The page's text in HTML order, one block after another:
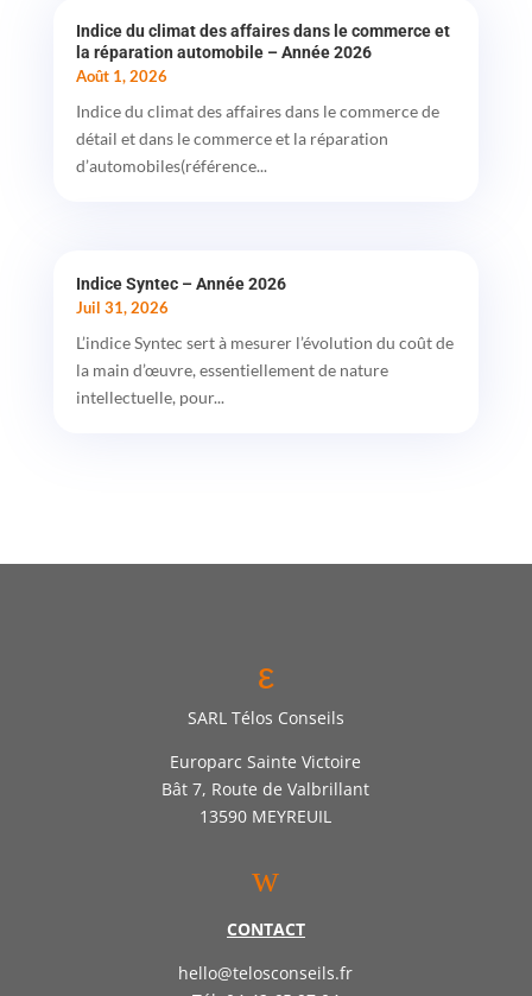
Indice du climat des affaires dans le commerce et
la réparation automobile – Année 2026
Août 1, 2026
Indice du climat des affaires dans le commerce de
détail et dans le commerce et la réparation
d’automobiles(référence...
Indice Syntec – Année 2026
Juil 31, 2026
L’indice Syntec sert à mesurer l’évolution du coût de
la main d’œuvre, essentiellement de nature
intellectuelle, pour...
ε
SARL Télos Conseils
Europarc Sainte Victoire
Bât 7, Route de Valbrillant
13590 MEYREUIL
w
CONTACT
hello@telosconseils.fr